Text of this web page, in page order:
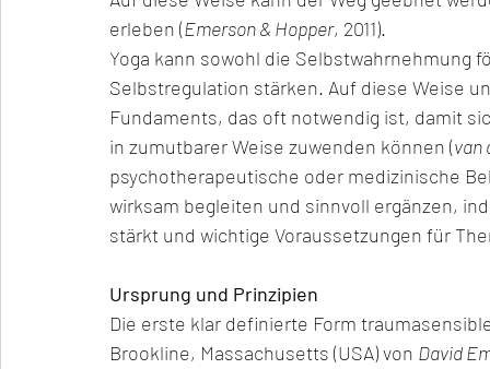
erleben (Emerson & Hopper, 2011).
Yoga kann sowohl die Selbstwahrnehmung
Selbstregulation stärken. Auf diese Weise
Fundaments, das oft notwendig ist, damit
in zumutbarer Weise zuwenden können (van
psychotherapeutische oder medizinische
wirksam begleiten und sinnvoll ergänzen,
stärkt und wichtige Voraussetzungen für
Ursprung und Prinzipien
Die erste klar definierte Form
Brookline, Massachusetts (USA) von David